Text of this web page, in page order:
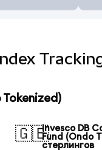
Index
🇬🇧Invesco DB
Fund (Ondo
стерлингов